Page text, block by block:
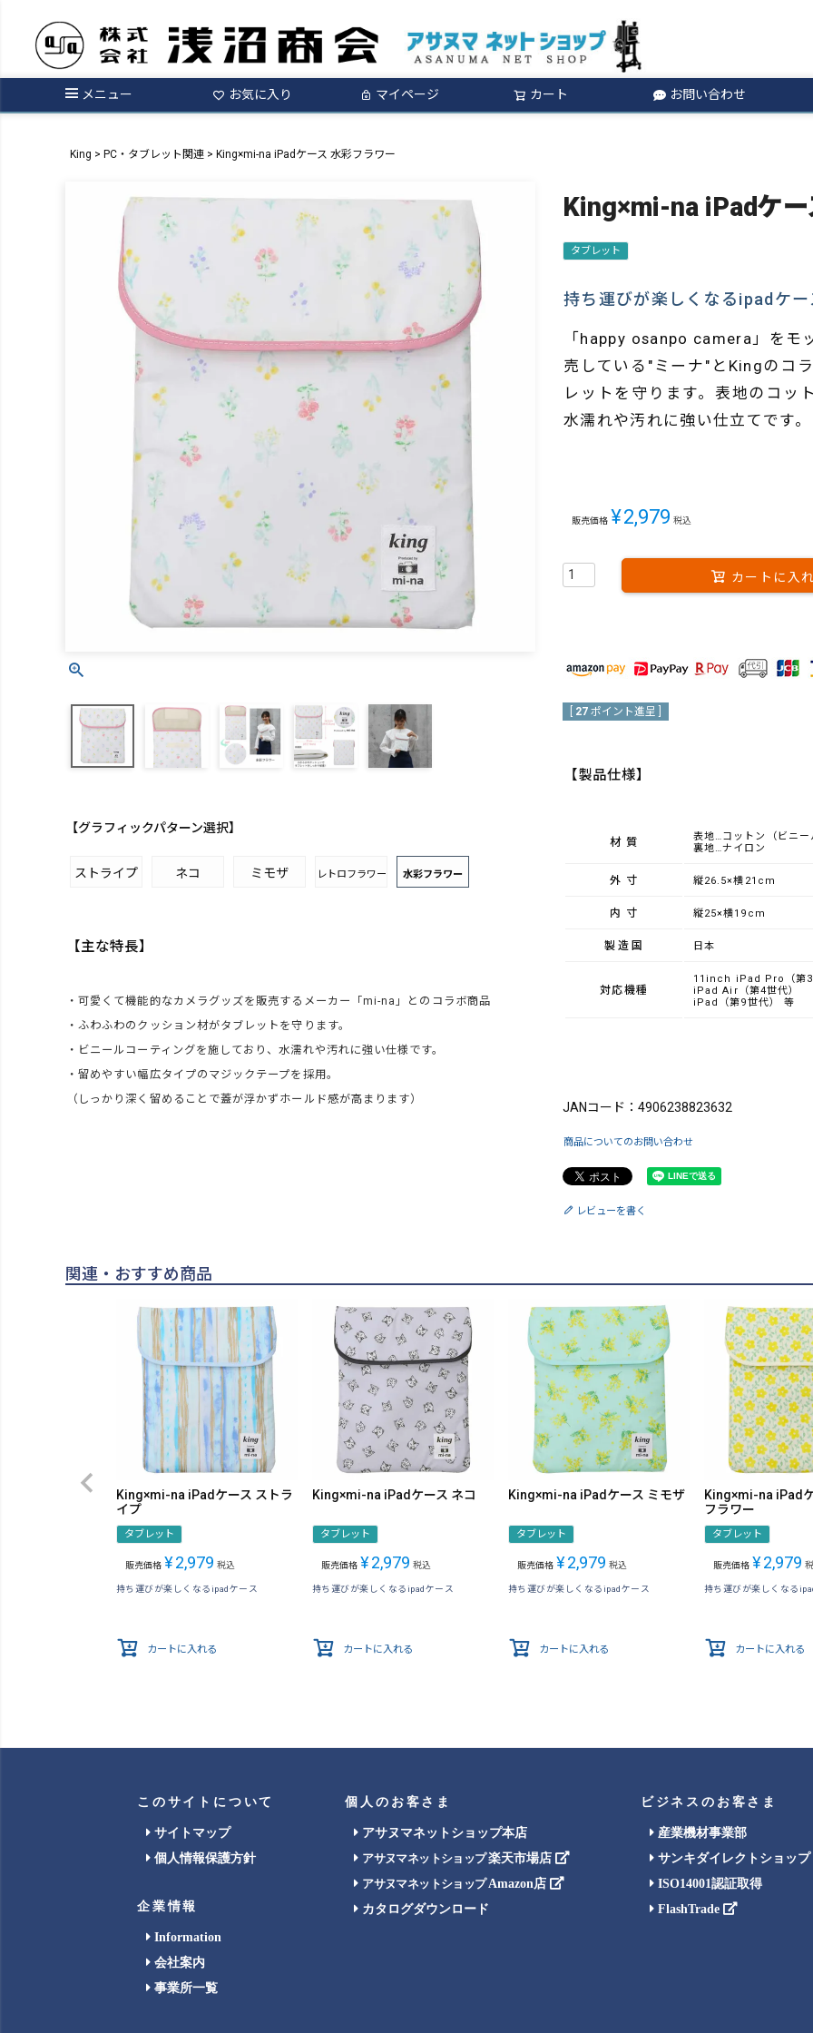
メニュー お気に入り マイページ カート お問い合わせ
検索
King PC・タブレット関連 King×mi-na iPadケース 水彩フラワー
【グラフィックパターン選択】
ストライプ ネコ ミモザ レトロフラワー 水彩フラワー
【主な特長】
・可愛くて機能的なカメラグッズを販売するメーカー「mi-na」とのコラボ商品
・ふわふわのクッション材がタブレットを守ります。
・ビニールコーティングを施しており、水濡れや汚れに強い仕様です。
・留めやすい幅広タイプのマジックテープを採用。
（しっかり深く留めることで蓋が浮かずホールド感が高まります）
King×mi-na iPadケー
タブレット
持ち運びが楽しくなるipadケー
「happy osanpo camera」をモ
売している"ミーナ"とKingのコ
レットを守ります。表地のコッ
水濡れや汚れに強い仕立てです。
販売価格 ¥2,979 税込
カートに入
27 ポイント進呈 ]
【製品仕様】
材質 表地…コットン
（ビニ
裏地…ナイロン
外寸 縦26.5×横21cm
内寸 縦25×横19cm
製造国 日本
対応機種
11inch iPad Pro（第3
iPad Air（第4世代）
iPad（第9世代） 等
JANコード：4906238823632
商品についてのお問い合わせ
レビューを書く
関連・おすすめ商品
King×mi-na iPadケース ストラ
イプ
タブレット
販売価格 ¥2,979 税込
持ち運びが楽しくなるipadケース
カートに入れる
King×mi-na iPadケース ネコ
タブレット
販売価格 ¥2,979 税込
持ち運びが楽しくなるipadケース
カートに入れる
King×mi-na iPadケース ミモザ
タブレット
販売価格 ¥2,979 税込
持ち運びが楽しくなるipadケース
カートに入れる
King×mi-na iPad
フラワー
タブレット
販売価格 ¥2,979
持ち運びが楽しくなる
カートに入れる
このサイトについて
サイトマップ
個人情報保護方針
企業情報
Information
会社案内
事業所一覧
個人のお客さま
アサヌマネットショップ本店
アサヌマネットショップ楽天市場店
アサヌマネットショップAmazon店
カタログダウンロード
ビジネスのお客さま
産業機材事業部
サンキダイレクトショップ
ISO14001認証取得
FlashTrade